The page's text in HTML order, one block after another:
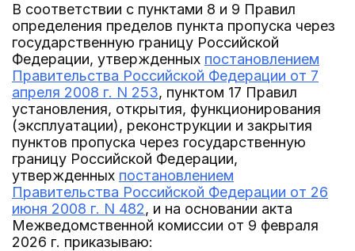
В соответствии с пунктами 8 и 9 Правил
определения пределов пункта пропуска через
государственную границу Российской
Федерации, утвержденных постановлением
Правительства Российской Федерации от 7
апреля 2008 г. N 253, пунктом 17 Правил
установления, открытия, функционирования
(эксплуатации), реконструкции и закрытия
пунктов пропуска через государственную
границу Российской Федерации,
утвержденных постановлением
Правительства Российской Федерации от 26
июня 2008 г. N 482, и на основании акта
Межведомственной комиссии от 9 февраля
2026 г. приказываю: